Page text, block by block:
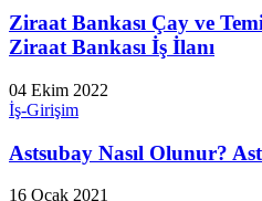
Ziraat Bankası Çay ve
Ziraat Bankası İş İlanı
04 Ekim 2022
İş-Girişim
Astsubay Nasıl Olunur?
16 Ocak 2021